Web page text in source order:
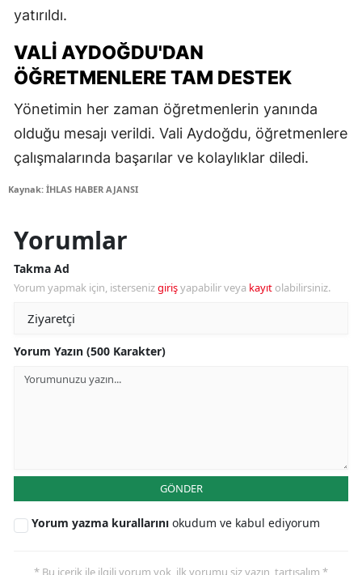
yatırıldı.
VALI AYDOĞDU'DAN
ÖĞRETMENLERE TAM DESTEK
Yönetimin her zaman öğretmenlerin yanında
olduğu mesajı verildi. Vali Aydoğdu, öğretmenlere
çalışmalarında başarılar ve kolaylıklar diledi.
Kaynak: İHLAS HABER AJANSI
Yorumlar
Takma Ad
Yorum yapmak için, istersenizgirişyapabilir veya kayıt olabilirsiniz.
Yorum Yazın (500 Karakter)
GÖNDER
Yorum yazma kurallarını okudum ve kabul ediyorum
* Bu içerik ile ilgili yorum yok, ilk yorumu siz yazın, tartışalım *